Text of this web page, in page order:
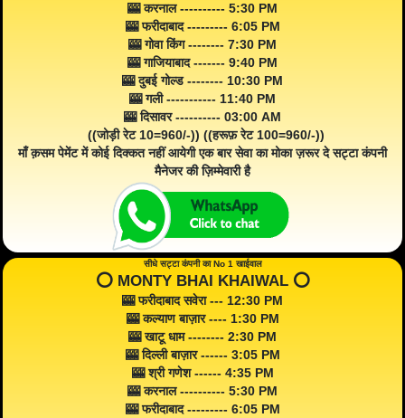
🎰 करनाल ---------- 5:30 PM
🎰 फरीदाबाद --------- 6:05 PM
🎰 गोवा किंग -------- 7:30 PM
🎰 गाजियाबाद ------- 9:40 PM
🎰 दुबई गोल्ड -------- 10:30 PM
🎰 गली ----------- 11:40 PM
🎰 दिसावर ---------- 03:00 AM
((जोड़ी रेट 10=960/-)) ((हरूफ़ रेट 100=960/-))
माँ क़सम पेमेंट में कोई दिक्कत नहीं आयेगी एक बार सेवा का मोका ज़रूर दे सट्टा कंपनी
मैनेजर की ज़िम्मेवारी है
सीधे सट्टा कंपनी का No 1 खाईवाल
⭕️ MONTY BHAI KHAIWAL ⭕️
🎰 फरीदाबाद सवेरा --- 12:30 PM
🎰 कल्याण बाज़ार ---- 1:30 PM
🎰 खाटू धाम -------- 2:30 PM
🎰 दिल्ली बाज़ार ------ 3:05 PM
🎰 श्री गणेश ------ 4:35 PM
🎰 करनाल ---------- 5:30 PM
🎰 फरीदाबाद --------- 6:05 PM